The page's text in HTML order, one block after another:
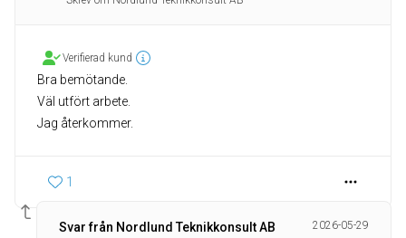
Verifierad kund
Bra bemötande.
Väl utfört arbete.
Jag återkommer.
1
Svar från Nordlund Teknikkonsult AB 2026-05-29